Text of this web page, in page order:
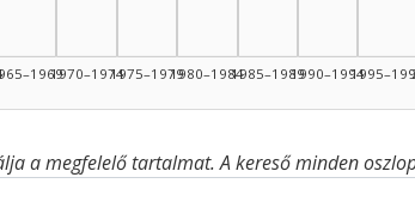
1970–19741975–19791980–19841985–19891990–1994
a megfelelő tartalmat. A kereső minden